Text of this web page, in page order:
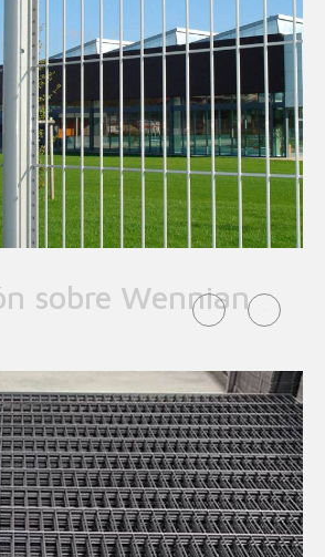
sobre Wennian